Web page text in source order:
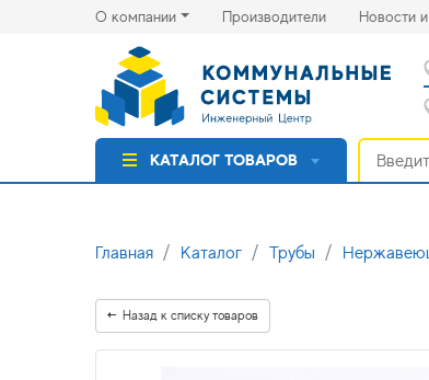
О компании Производители(current)Новости
КАТАЛОГ ТОВАРОВ
Главная Каталог Трубы
Назад к списку товаров